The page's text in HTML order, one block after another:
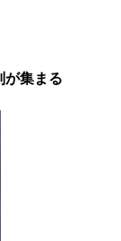
が集まる